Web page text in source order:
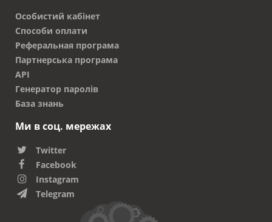
Особистий кабінет
Способи оплати
Реферальная програма
Партнерська програма
API
Генератор паролів
База знань
Ми в соц. мережах
Twitter
Facebook
Instagram
Telegram